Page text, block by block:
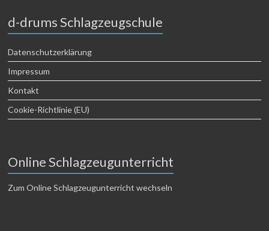
d-drums Schlagzeugschule
Datenschutzerklärung
Impressum
Kontakt
Cookie-Richtlinie (EU)
Online Schlagzeugunterricht
Zum Online Schlagzeugunterricht wechseln